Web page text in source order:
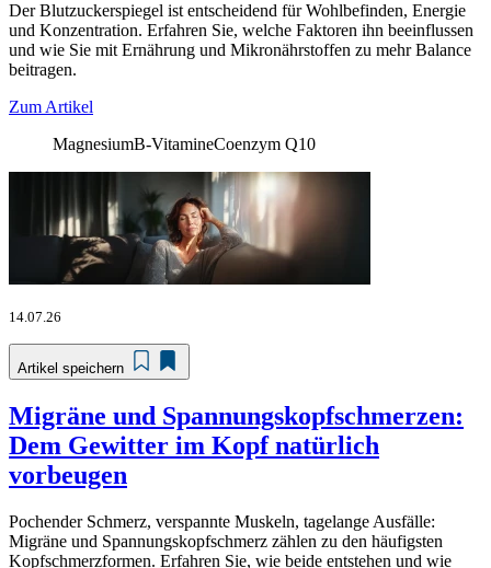
Der Blutzuckerspiegel ist entscheidend für Wohlbefinden, Energie
und Konzentration. Erfahren Sie, welche Faktoren ihn beeinflussen
und wie Sie mit Ernährung und Mikronährstoffen zu mehr Balance
beitragen.
Zum Artikel
MagnesiumB-VitamineCoenzym Q10
14.07.26
Artikel speichern
Migräne und Spannungskopfschmerzen:
Dem Gewitter im Kopf natürlich
vorbeugen
Pochender Schmerz, verspannte Muskeln, tagelange Ausfälle:
Migräne und Spannungskopfschmerz zählen zu den häufigsten
Kopfschmerzformen. Erfahren Sie, wie beide entstehen und wie